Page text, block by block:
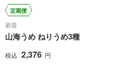
定期便
岩谷
山海うめ ねりうめ3種
税込 2,376 円